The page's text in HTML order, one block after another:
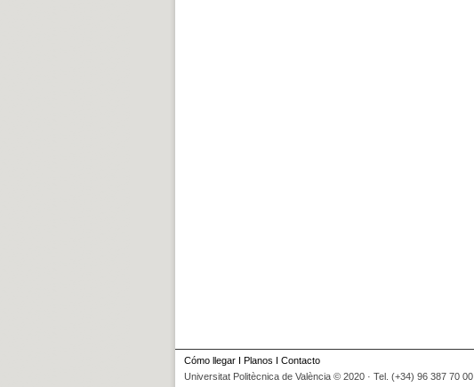
Cómo llegar I Planos I Contacto
Universitat Politècnica de València © 2020 · Tel. (+34) 96 387 70 00